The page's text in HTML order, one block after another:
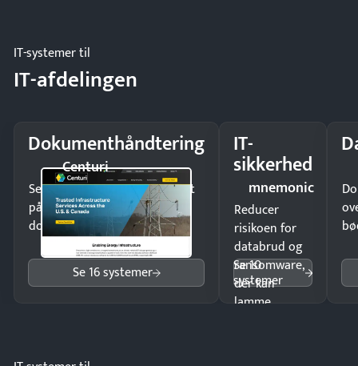
IT-systemer til
IT-afdelingen
Dokumenthåndtering
Centuri
Send kontrakter til underskrift
på minutter og mist ingen
dokumenter.
Se 16 systemer
IT-
sikkerhed
mnemonic
Reducer
risikoen for
databrud og
ransomware,
der kan
lamme
Se 10
systemer